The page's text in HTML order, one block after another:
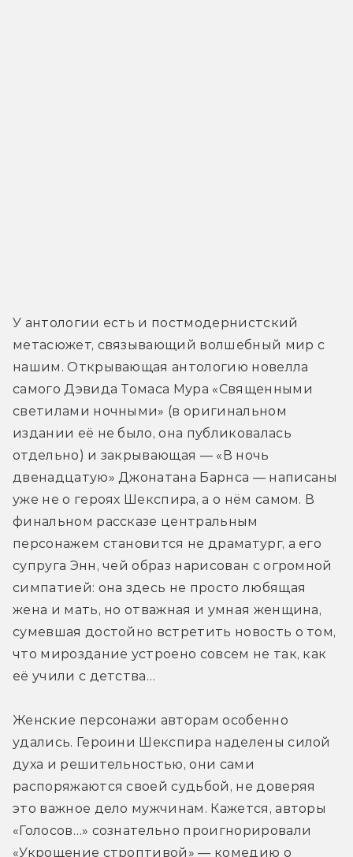
У антологии есть и постмодернистский
метасюжет, связывающий волшебный мир с
нашим. Открывающая антологию новелла
самого Дэвида Томаса Мура «Священными
светилами ночными» (в оригинальном
издании её не было, она публиковалась
отдельно) и закрывающая — «В ночь
двенадцатую» Джонатана Барнса — написаны
уже не о героях Шекспира, а о нём самом. В
финальном рассказе центральным
персонажем становится не драматург, а его
супруга Энн, чей образ нарисован с огромной
симпатией: она здесь не просто любящая
жена и мать, но отважная и умная женщина,
сумевшая достойно встретить новость о том,
что мироздание устроено совсем не так, как
её учили с детства…
Женские персонажи авторам особенно
удались. Героини Шекспира наделены силой
духа и решительностью, они сами
распоряжаются своей судьбой, не доверяя
это важное дело мужчинам. Кажется, авторы
«Голосов…» сознательно проигнорировали
«Укрощение строптивой» — комедию о